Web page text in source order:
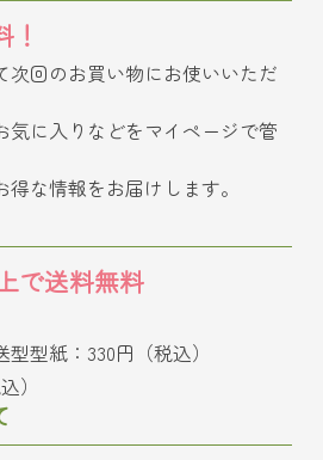
次回のお買い物にお使いいただ
気に入りなどをマイページで管
な情報をお届けします。
で送料無料
型紙：330円（税込）
）